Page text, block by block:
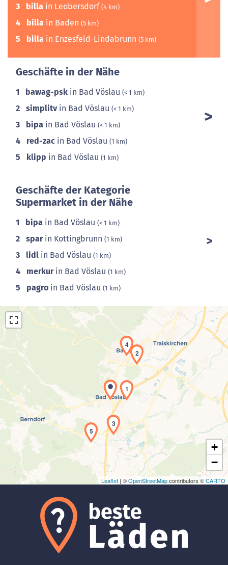
3 billa in Leobersdorf (4 km)
4 billa in Baden (5 km)
5 billa in Enzesfeld-Lindabrunn (5 km)
Geschäfte in der Nähe
1 bawag-psk in Bad Vöslau (< 1 km)
2 simplitvin Bad Vöslau (< 1 km)
3 bipa in Bad Vöslau (< 1 km)
4 red-zac in Bad Vöslau (1 km)
5 klipp in Bad Vöslau (1 km)
Geschäfte der Kategorie
Supermarket in der Nähe
1 bipa in Bad Vöslau (< 1 km)
2 sparin Kottingbrunn (1 km)
3 lidl in Bad Vöslau (1 km)
4 merkurin Bad Vöslau (1 km)
5 pagro in Bad Vöslau (1 km)
Laden der Karte...
1
2
3
4
5
+
−
Leaflet | ©OpenStreetMapcontributors ©CARTO